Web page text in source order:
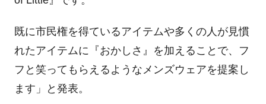
既に市民権を得ているアイテムや多くの人が見慣
れたアイテムに『おかしさ』を加えることで、フ
フと笑ってもらえるようなメンズウェアを提案し
ます」と発表。